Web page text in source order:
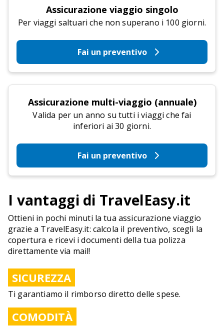
Assicurazione viaggio singolo
Per viaggi saltuari che non superano i 100 giorni.
Fai un preventivo
Assicurazione multi-viaggio (annuale)
Valida per un anno su tutti i viaggi che fai
inferiori ai 30 giorni.
Fai un preventivo
I vantaggi di TravelEasy.it
Ottieni in pochi minuti la tua assicurazione viaggio
grazie a TravelEasy.it: calcola il preventivo, scegli la
copertura e ricevi i documenti della tua polizza
direttamente via mail!
SICUREZZA
Ti garantiamo il rimborso diretto delle spese.
COMODITÀ